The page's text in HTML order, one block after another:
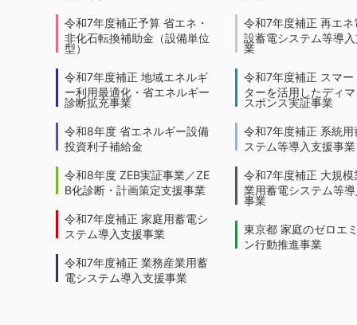
令和7年度補正予算 省エネ・
非化石転換補助金（設備単位
型）
令和7年度補正 地域エネルギ
ー利用最適化・省エネルギー
診断拡充事業
令和8年度 省エネルギー設備
投資利子補給金
令和8年度 ZEB実証事業／ZE
B化診断・計画策定支援事業
令和7年度補正 家庭用蓄電シ
ステム導入支援事業
令和7年度補正 業務産業用蓄
電システム導入支援事業
令和7年度補正 再エネ
設蓄電システム等導
業
令和7年度補正 スマー
ターを活用したディ
スポンス実証事業
令和7年度補正 系統用
ステム等導入支援事業
令和7年度補正 大規模
業用蓄電システム等
事業
東京都 家庭のゼロエ
ン行動推進事業